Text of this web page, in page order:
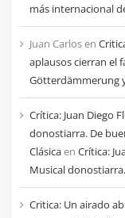
más internacional
Juan Carlosen
aplausos cierran el
Götterdämmerung
Crítica: Juan Diego
donostiarra. De
Clásicaen Crítica:
Musical
Critica: Un airado